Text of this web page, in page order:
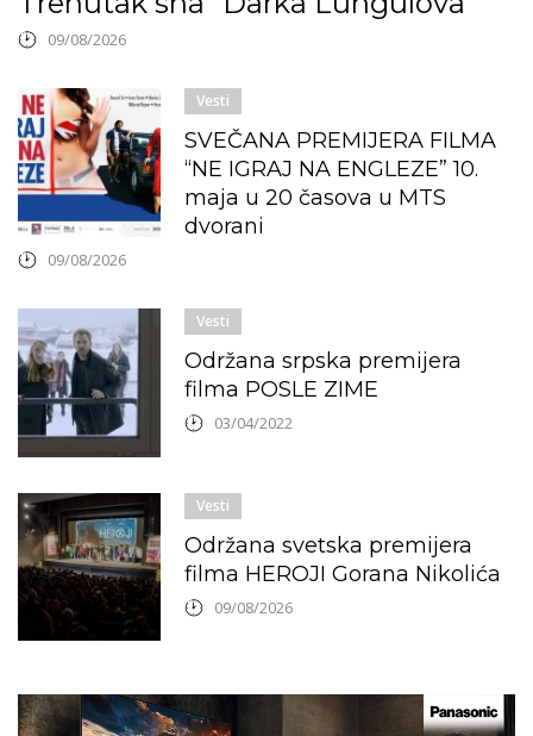
09/08/2026
Vesti
SVEČANA PREMIJERA FILMA
“NE IGRAJ NA ENGLEZE” 10.
maja u 20 časova u MTS
dvorani
09/08/2026
Vesti
Održana srpska premijera
filma POSLE ZIME
03/04/2022
Vesti
Održana svetska premijera
filma HEROJI Gorana Nikolića
09/08/2026